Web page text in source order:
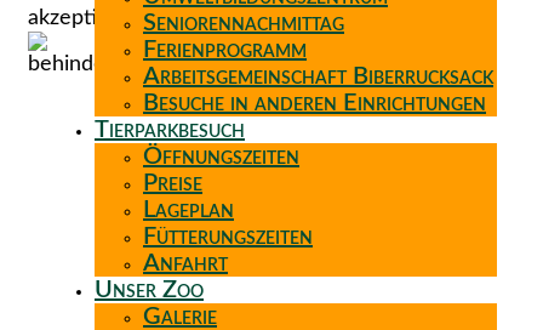
Seniorennachmittag
Ferienprogramm
Arbeitsgemeinschaft Biberrucksack
Besuche in anderen Einrichtungen
Tierparkbesuch
Öffnungszeiten
Preise
Lageplan
Fütterungszeiten
Anfahrt
Unser Zoo
Galerie